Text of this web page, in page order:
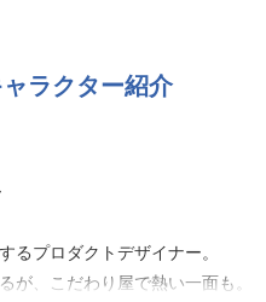
けで、千晴のお悩みを解決す
はずなのに、彼の一面を知る
、猫好きたちの恋模様。
も、きっと一生理解できないんだ
」
ラクター紹介
るプロダクトデザイナー。
が、こだわり屋で熱い一面も。